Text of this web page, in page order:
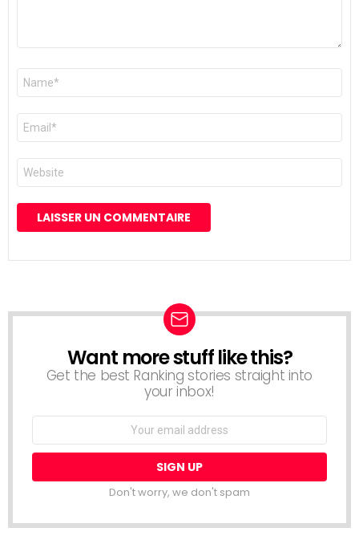
Nom
E-
mail
*
Site
web
NEWSLETTER
Want more stuff like this?
Get the best Ranking stories straight into
your inbox!
Don't worry, we don't spam